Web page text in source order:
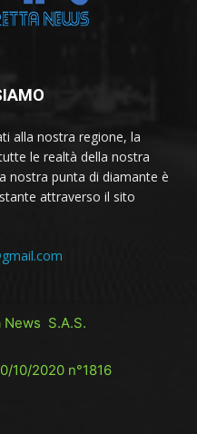
alla nostra regione, la
le realtà della nostra
nostra punta di diamante è
attraverso il sito
News S.A.S.
10/2020 n°1816